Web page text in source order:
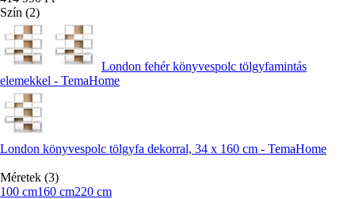
Szín (2)
London fehér könyvespolc tölgyfamintás
elemekkel - TemaHome
London könyvespolc tölgyfa dekorral, 34 x 160 cm - TemaHome
Méretek (3)
100 cm160 cm220 cm